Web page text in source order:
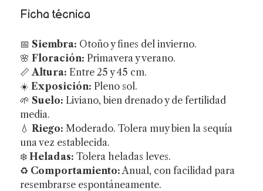
Ficha técnica
📅 Siembra: Otoño y fines del invierno.
🌸 Floración: Primavera y verano.
📏 Altura: Entre 25 y 45 cm.
☀️ Exposición: Pleno sol.
🌱 Suelo: Liviano, bien drenado y de fertilidad
media.
💧 Riego: Moderado. Tolera muy bien la sequía
una vez establecida.
❄️ Heladas: Tolera heladas leves.
♻️ Comportamiento: Anual, con facilidad para
resembrarse espontáneamente.